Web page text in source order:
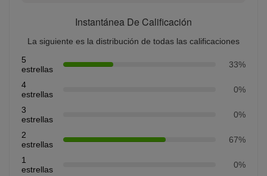
Instantánea De Calificación
La siguiente es la distribución de todas las calificaciones
5
estrellas
33%
4
estrellas
0%
3
estrellas
0%
2
estrellas
67%
1
estrellas
0%